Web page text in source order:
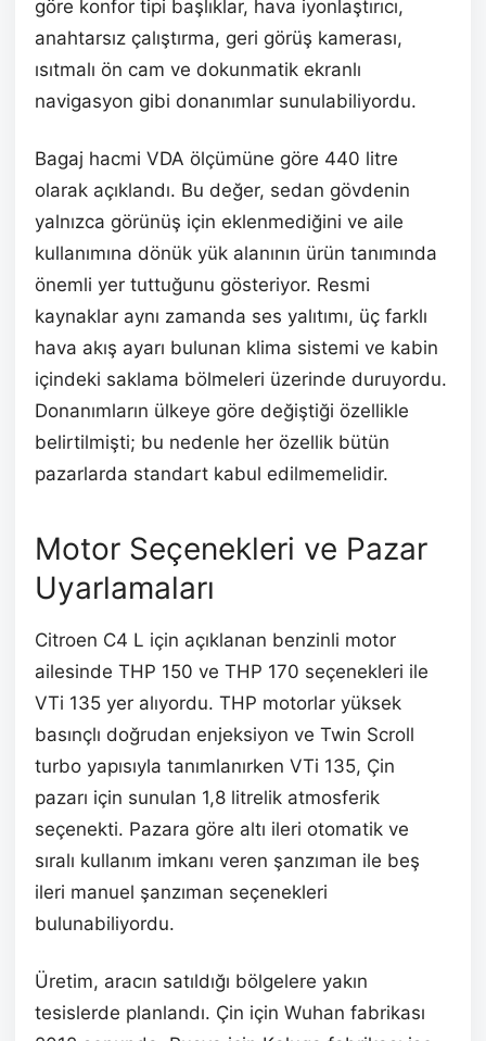
göre konfor tipi başlıklar, hava iyonlaştırıcı,
anahtarsız çalıştırma, geri görüş kamerası,
ısıtmalı ön cam ve dokunmatik ekranlı
navigasyon gibi donanımlar sunulabiliyordu.
Bagaj hacmi VDA ölçümüne göre 440 litre
olarak açıklandı. Bu değer, sedan gövdenin
yalnızca görünüş için eklenmediğini ve aile
kullanımına dönük yük alanının ürün tanımında
önemli yer tuttuğunu gösteriyor. Resmi
kaynaklar aynı zamanda ses yalıtımı, üç farklı
hava akış ayarı bulunan klima sistemi ve kabin
içindeki saklama bölmeleri üzerinde duruyordu.
Donanımların ülkeye göre değiştiği özellikle
belirtilmişti; bu nedenle her özellik bütün
pazarlarda standart kabul edilmemelidir.
Motor Seçenekleri ve Pazar
Uyarlamaları
Citroen C4 L için açıklanan benzinli motor
ailesinde THP 150 ve THP 170 seçenekleri ile
VTi 135 yer alıyordu. THP motorlar yüksek
basınçlı doğrudan enjeksiyon ve Twin Scroll
turbo yapısıyla tanımlanırken VTi 135, Çin
pazarı için sunulan 1,8 litrelik atmosferik
seçenekti. Pazara göre altı ileri otomatik ve
sıralı kullanım imkanı veren şanzıman ile beş
ileri manuel şanzıman seçenekleri
bulunabiliyordu.
Üretim, aracın satıldığı bölgelere yakın
tesislerde planlandı. Çin için Wuhan fabrikası